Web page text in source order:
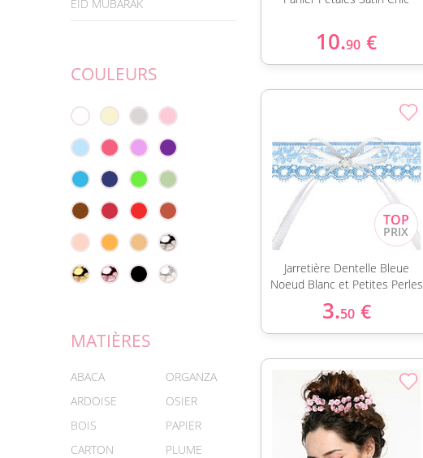
EID MUBARAK
COULEURS
MATIÈRES
ABACA
ARDOISE
BOIS
CARTON
ORGANZA
OSIER
PAPIER
PLUME
10.90 €
Jarretière Dentelle Bleue
Noeud Blanc et Petites Perles
3.50 €